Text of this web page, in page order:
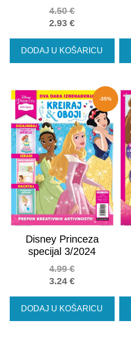
2.93€
4.50€
DODAJ U KOŠARICU
-35%
Disney Princeza
specijal 3/2024
3.24€
4.99€
DODAJ U KOŠARICU